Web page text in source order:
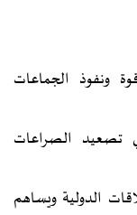
ونفوذ الجماعات
تصعيد الصراعات
الدولية ويساهم